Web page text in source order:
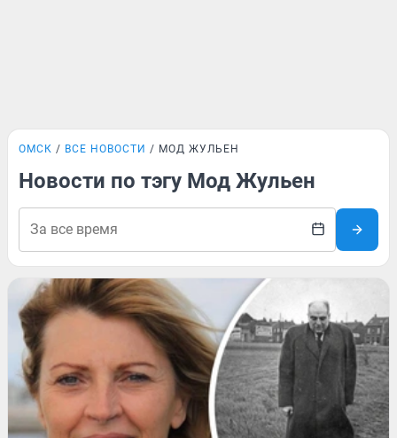
ОМСК ВСЕ НОВОСТИ МОД ЖУЛЬЕН
Новости по тэгу Мод Жульен